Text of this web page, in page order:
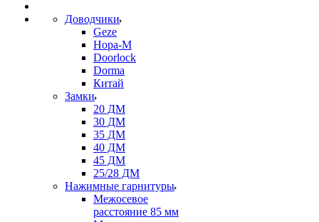
Доводчики
Geze
Нора-М
Doorlock
Dorma
Китай
Замки
20 ДМ
30 ДМ
35 ДМ
40 ДМ
45 ДМ
25/28 ДМ
Нажимные гарнитуры
Межосевое
расстояние 85 мм